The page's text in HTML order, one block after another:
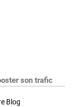
son trafic
Blog